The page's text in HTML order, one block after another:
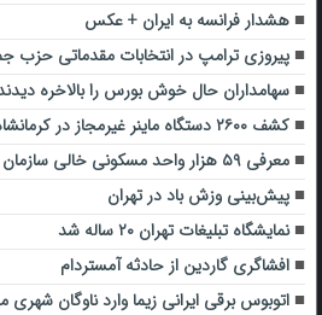
هشدار فرانسه به ایران + عکس
پیروزی ترامپ در انتخابات مقدماتی حزب
سهامداران حال خوش بورس را بالاخره دیدند (۲۱
کشف ۲۶۰۰ دستگاه ماینر غیرمجاز در کرمانشاه
معرفی ۵۹ هزار واحد مسکونی خالی سازمان امور مالیاتی کشور+فیلم
پیش‌بینی وزش باد در تهران
نمایشگاه تبلیغات تهران ۲۰ ساله شد
افشاگری گاردین از حادثه آمستردام
اتوبوس برقی ایرانی زیما وارد ناوگان شهری